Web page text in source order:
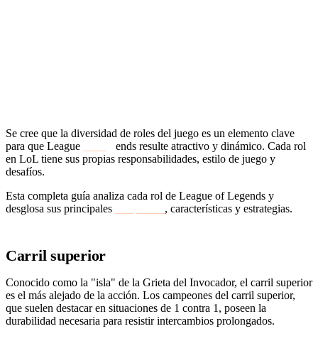
Se cree que la diversidad de roles del juego es un elemento clave
para que League
ends resulte atractivo y dinámico. Cada rol
en LoL tiene sus propias responsabilidades, estilo de juego y
desafíos.
Esta completa guía analiza cada rol de League of Legends y
desglosa sus principales
, características y estrategias.
Carril superior
Conocido como la "isla" de la Grieta del Invocador, el carril superior
es el más alejado de la acción. Los campeones del carril superior,
que suelen destacar en situaciones de 1 contra 1, poseen la
durabilidad necesaria para resistir intercambios prolongados.